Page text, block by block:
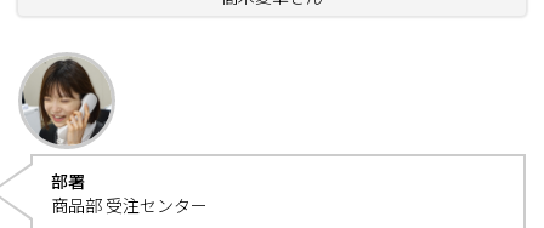
部署
商品部 受注センター